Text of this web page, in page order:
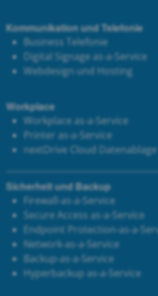
Kommunikation und Telefonie
Business Telefonie
Digital Signage as-a-Service
Webdesign und Hosting
Workplace
Workplace as-a-Service
Printer as-a-Service
nextDrive Cloud Datenablage
Sicherheit und Backup
Firewall-as-a-Service
Secure Access as-a-Service
Endpoint Protection-as-a-
Network-as-a-Service
Backup-as-a-Service
Hyperbackup as-a-Service